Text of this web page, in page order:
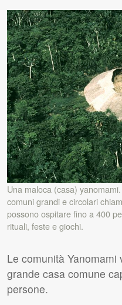
Una maloca (casa)
comuni grandi e circolari
possono ospitare fino a 400
rituali, feste e giochi.
Le comunità
grande casa comune
persone.